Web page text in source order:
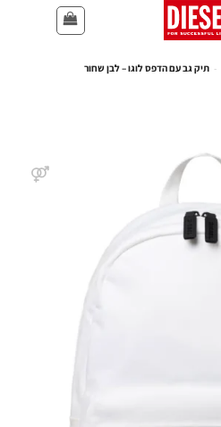
- תיק גב עם הדפס לוגו – לבן שחור